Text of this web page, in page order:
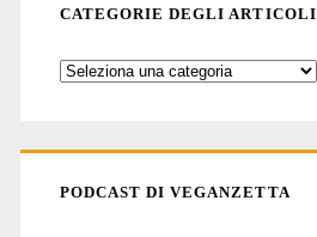
CATEGORIE DEGLI ARTICOLI
Categorie
PODCAST DI VEGANZETTA